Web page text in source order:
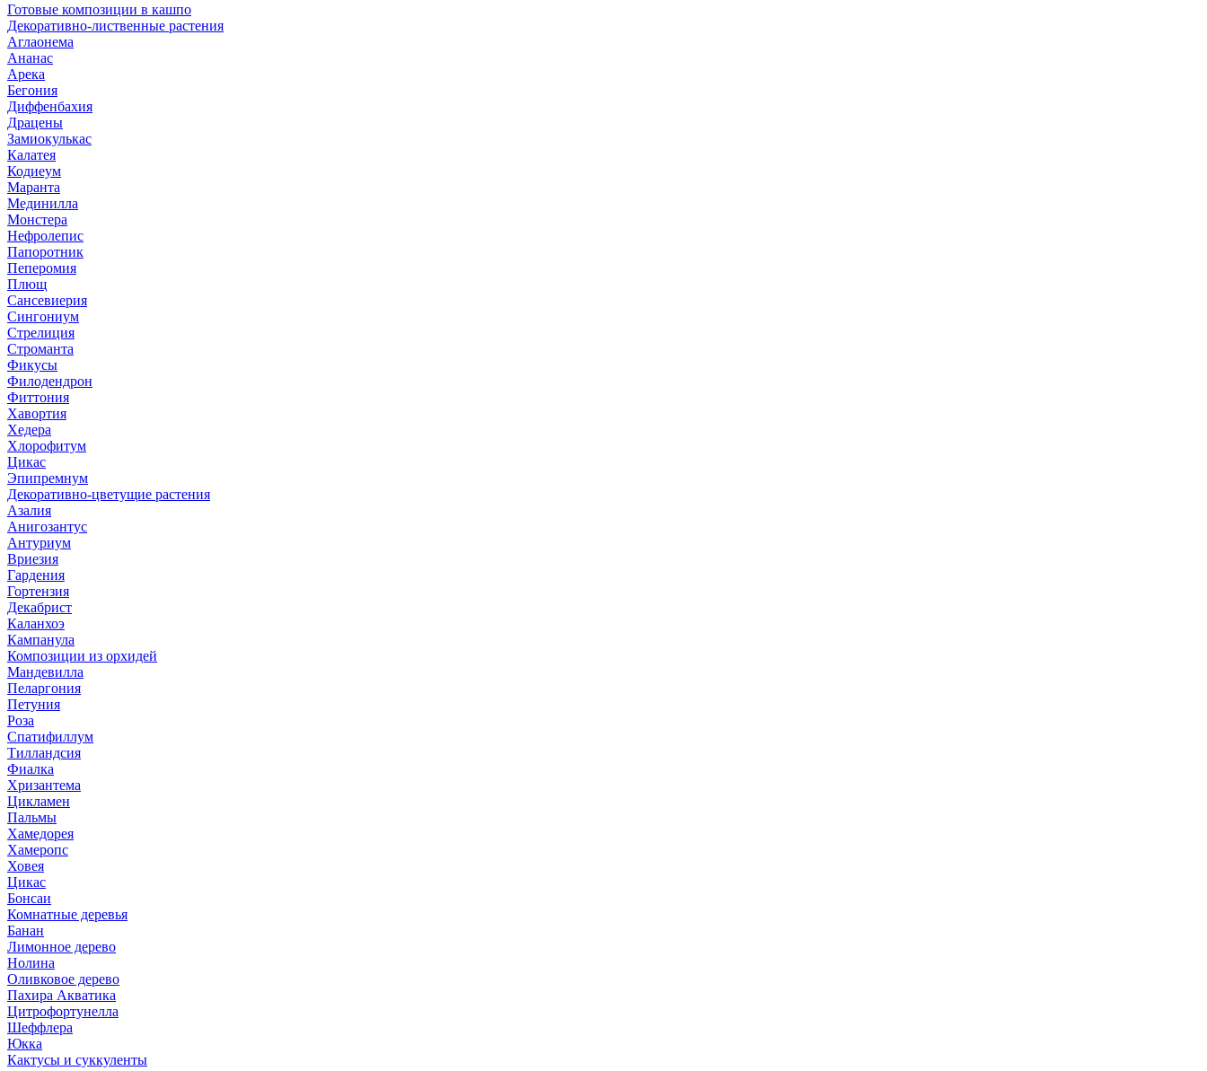
Готовые композиции в кашпо
Декоративно-лиственные растения
Аглаонема
Ананас
Арека
Бегония
Диффенбахия
Драцены
Замиокулькас
Калатея
Кодиеум
Маранта
Мединилла
Монстера
Нефролепис
Папоротник
Пеперомия
Плющ
Сансевиерия
Сингониум
Стрелиция
Строманта
Фикусы
Филодендрон
Фиттония
Хавортия
Хедера
Хлорофитум
Цикас
Эпипремнум
Декоративно-цветущие растения
Азалия
Анигозантус
Антуриум
Вриезия
Гардения
Гортензия
Декабрист
Каланхоэ
Кампанула
Композиции из орхидей
Мандевилла
Пеларгония
Петуния
Роза
Спатифиллум
Тилландсия
Фиалка
Хризантема
Цикламен
Пальмы
Хамедорея
Хамеропс
Ховея
Цикас
Бонсаи
Комнатные деревья
Банан
Лимонное дерево
Нолина
Оливковое дерево
Пахира Акватика
Цитрофортунелла
Шеффлера
Юкка
Кактусы и суккуленты